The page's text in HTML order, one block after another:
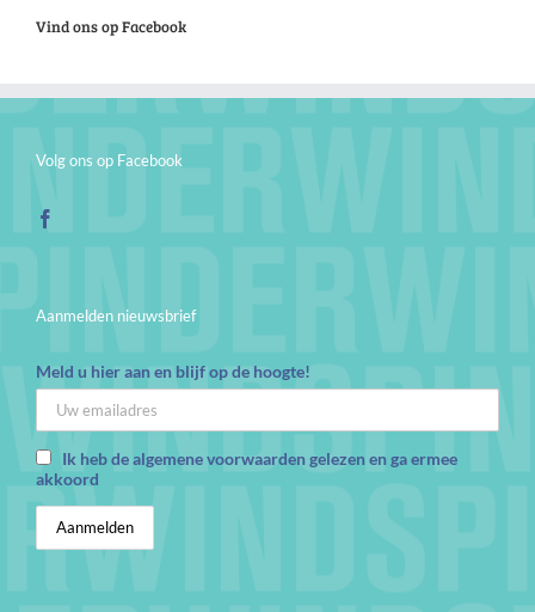
Vind ons op Facebook
Volg ons op Facebook
Aanmelden nieuwsbrief
Meld u hier aan en blijf op de hoogte!
Ik heb de algemene voorwaarden gelezen en ga ermee
akkoord